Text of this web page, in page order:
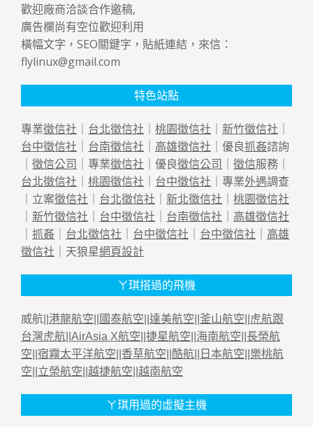
歡迎廠商洽談合作邀稿,
廣告欄尚有空位歡迎利用
橫幅文字，SEO關鍵字，貼紙連結，來信：
flylinux@gmail.com
特色站點
專業徵信社 台北徵信社 桃園徵信社 新竹徵信社
台中徵信社
台南徵信社 高雄徵信社 ｜優良抓姦諮詢
徵信公司 ｜專業徵信社 ｜優良徵信公司 徵信服務｜
台北徵信社
桃園徵信社 台中徵信社 ｜專業外遇調查
｜立案徵信社 台北徵信社 新北徵信社
桃園徵信社
新竹徵信社 台中徵信社 台南徵信社
高雄徵信社
抓姦 台北徵信社 台中徵信社 台中徵信社
高雄
徵信社 ｜天狼星網頁設計
ㄚ琪搭過的飛機
威航|| 港龍航空 國泰航空 達美航空 釜山航空
虎航跟
台灣虎航 AirAsia X航空 捷星航空 海南航空 長榮航
空 宿霧太平洋航空 香草航空 酷航 日本航空 樂桃航
空 立榮航空 越捷航空 越南航空
ㄚ琪用過的虛擬主機